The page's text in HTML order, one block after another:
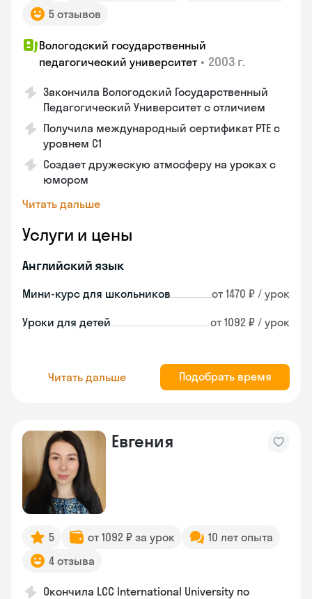
5 отзывов
Вологодский государственный
педагогический университет • 2003 г.
Закончила Вологодский Государственный
Педагогический Университет с отличием
Получила международный сертификат PTE с
уровнем C1
Создает дружескую атмосферу на уроках с
юмором
Читать дальше
Услуги и цены
Английский язык
Мини-курс для школьников от 1470 ₽ / урок
Уроки для детей от 1092 ₽ / урок
Читать дальше Подобрать время
Евгения
5 от 1092 ₽ за урок
10 лет опыта
4 отзыва
Окончила LCC International University по